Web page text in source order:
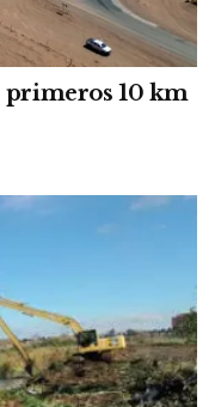
primeros 10 km